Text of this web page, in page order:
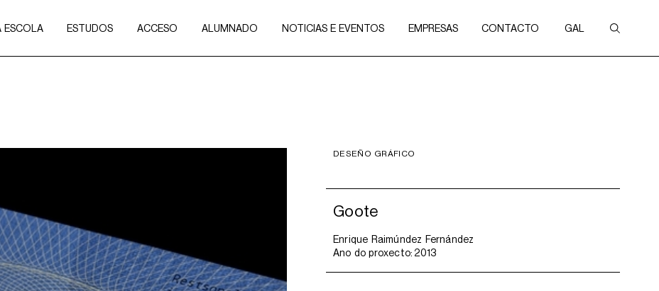
ESCOLA ESTUDOS ACCESO ALUMNADO NOTICIAS E EVENTOS EMPRESAS CONTACTO GAL
DESEÑO GRÁFICO
Goote
Enrique Raimúndez Fernández
Ano do proxecto: 2013